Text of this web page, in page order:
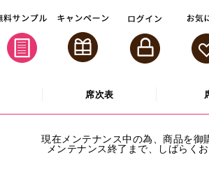
席次表
現在メンテナンス中の為、商品を御
メンテナンス終了まで、しばらくお